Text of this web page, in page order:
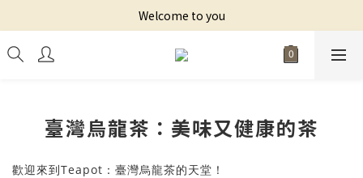
Welcome to you
臺灣烏龍茶：美味又健康的茶
歡迎來到 Teapot ：臺灣烏龍茶的天堂！